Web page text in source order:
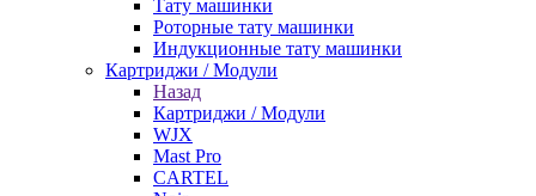
Тату машинки
Роторные тату машинки
Индукционные тату машинки
Картриджи / Модули
Назад
Картриджи / Модули
WJX
Mast Pro
CARTEL